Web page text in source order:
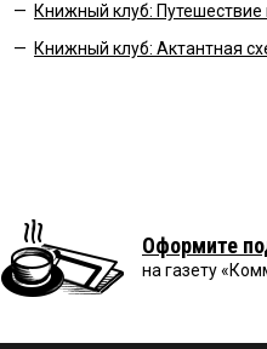
— Книжный клуб: Путешествие
— Книжный клуб: Актантная
Оформите
на газету